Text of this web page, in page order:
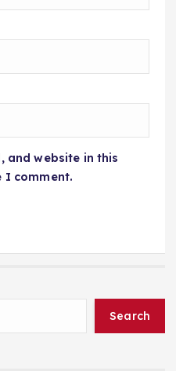
and website in this
I comment.
Search